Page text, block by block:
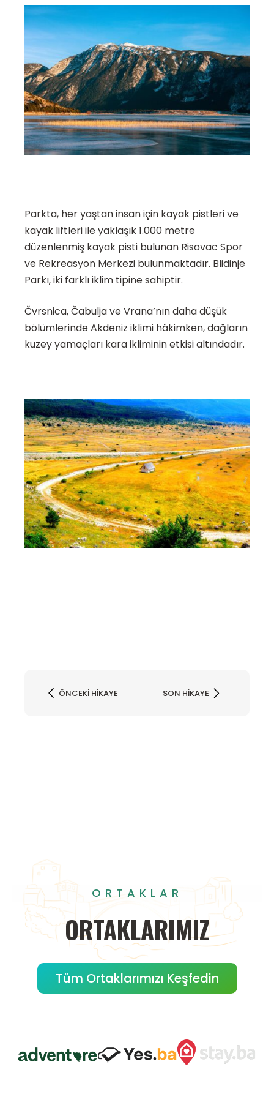
Parkta, her yaştan insan için kayak pistleri ve
kayak liftleri ile yaklaşık 1.000 metre
düzenlenmiş kayak pisti bulunan Risovac Spor
ve Rekreasyon Merkezi bulunmaktadır. Blidinje
Parkı, iki farklı iklim tipine sahiptir.
Čvrsnica, Čabulja ve Vrana’nın daha düşük
bölümlerinde Akdeniz iklimi hâkimken, dağların
kuzey yamaçları kara ikliminin etkisi altındadır.
ÖNCEKI HIKAYE SON HIKAYE
ORTAKLAR
ORTAKLARIMIZ
Tüm Ortaklarımızı Keşfedin